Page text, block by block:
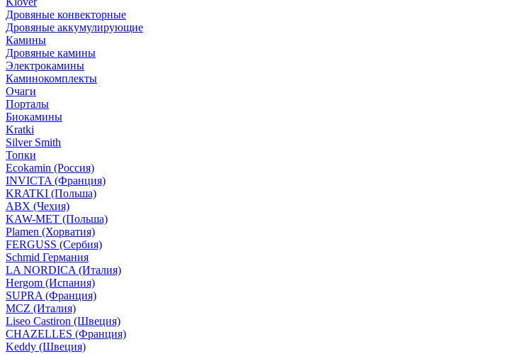
Дровяные конвекторные
Дровяные аккумулирующие
Камины
Дровяные камины
Электрокамины
Каминокомплекты
Очаги
Порталы
Биокамины
Kratki
Silver Smith
Топки
Ecokamin (Россия)
INVICTA (Франция)
KRATKI (Польша)
ABX (Чехия)
KAW-MET (Польша)
Plamen (Хорватия)
FERGUSS (Сербия)
Schmid Германия
LA NORDICA (Италия)
Hergom (Испания)
SUPRA (Франция)
MCZ (Италия)
Liseo Castiron (Швеция)
CHAZELLES (Франция)
Keddy (Швеция)